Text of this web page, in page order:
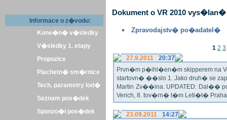
Informace o z�vodu:
Kone�n� v�sledky
V�sledky 1. etapy
Propozice
Plachetn� sm�rnice
Tech. parametry lod�
Seznam pos�dek
Sponzo�i pos�dek
Dokument o VR 2010
Zpravodajstv� po�adatel�
1 2 3
27.9.2011
20:37
Prvn�m p�ihl�en�m skipperem na
startovn� ��slo 1. Jako druh� se
Martin Zv��ina. UPDATED: Dal��
Verich, 8. tov�rn� t�m Leti�t� Praha
23.09.2011
14:27